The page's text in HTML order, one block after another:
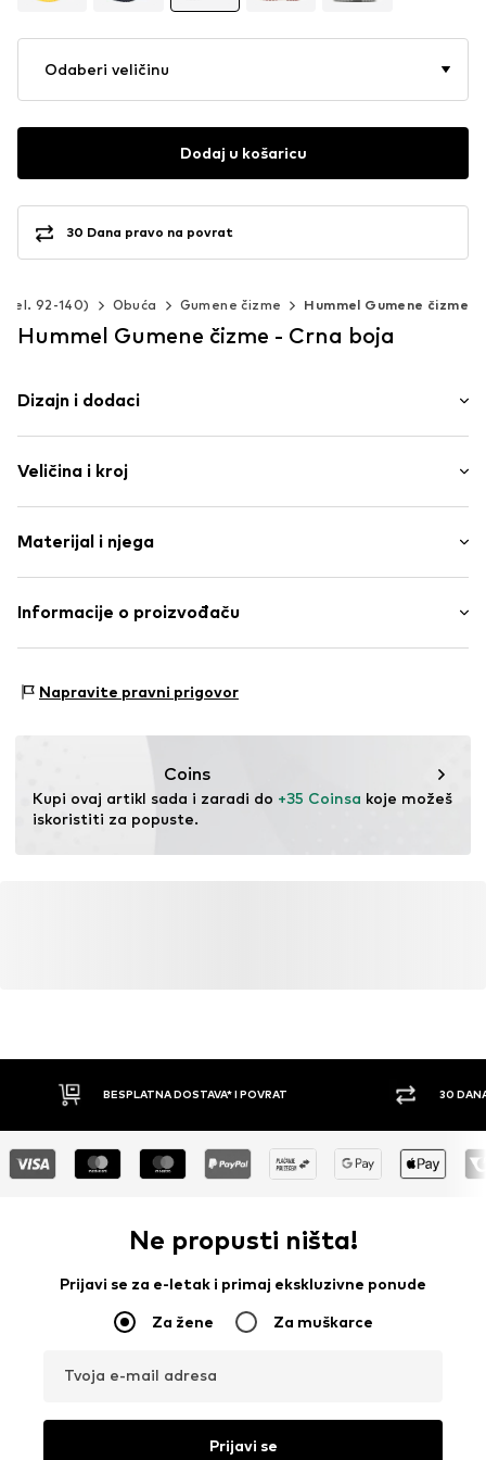
Odaberi veličinu
Dodaj u košaricu
30 Dana pravo na povrat
92-140) Obuća Gumene čizme Hummel Gumene čizme
Hummel Gumene čizme - Crna boja
Dizajn i dodaci
Okrugli vrh
Potplat gaznog sloja
Robusna tkanina
Veličina i kroj
Materijal i njega
Materijal: Guma
Informacije o proizvođaču
8000 Aarhus
Napravite pravni prigovor
Coins
Kupi ovaj artikl sada i zaradi do +35 Coinsa koje možeš
iskoristiti za popuste.
BESPLATNA DOSTAVA* I POVRAT 30
Ne propusti ništa!
Prijavi se za e-letak i primaj ekskluzivne ponude
Za žene Za muškarce
Tvoja e-mail adresa
Prijavi se